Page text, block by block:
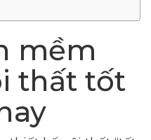
mềm
thất tốt